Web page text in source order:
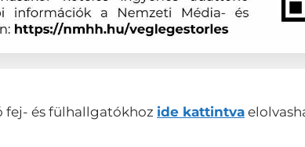
fej- és fülhallgatókhoz ide kattintva